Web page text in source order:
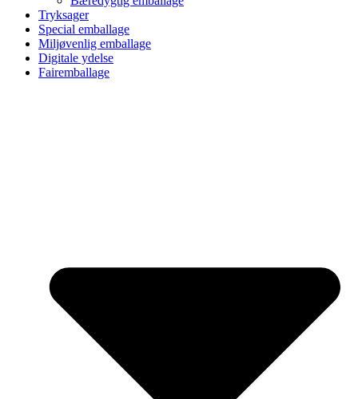
Tryksager
Special emballage
Miljøvenlig emballage
Digitale ydelse
Fairemballage